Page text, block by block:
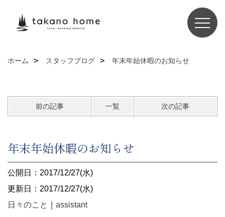
ホーム スタッフブログ 年末年始休暇のお知らせ
前の記事 一覧 次の記事
年末年始休暇のお知らせ
公開日：2017/12/27(水)
更新日：2017/12/27(水)
日々のこと
assistant